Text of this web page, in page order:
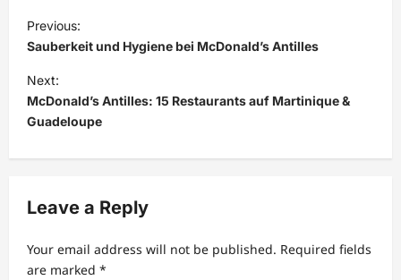
P
o
s
t
n
a
i
a
Previous:
Sauberkeit und Hygiene bei McDonald’s Antilles
Next:
McDonald’s Antilles: 15 Restaurants auf Martinique &
Guadeloupe
Leave a Reply
Your email address will not be published. Required fields
are marked *